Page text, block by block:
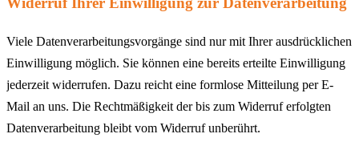
Viele Datenverarbeitungsvorgänge sind nur mit Ihrer ausdrücklichen
Einwilligung möglich. Sie können eine bereits erteilte Einwilligung
jederzeit widerrufen. Dazu reicht eine formlose Mitteilung per E-
Mail an uns. Die Rechtmäßigkeit der bis zum Widerruf erfolgten
Datenverarbeitung bleibt vom Widerruf unberührt.